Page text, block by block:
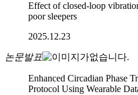
Effect of closed-loop
poor sleepers
2025.12.23
논문발표
Enhanced Circadian Phase
Protocol Using Wearable